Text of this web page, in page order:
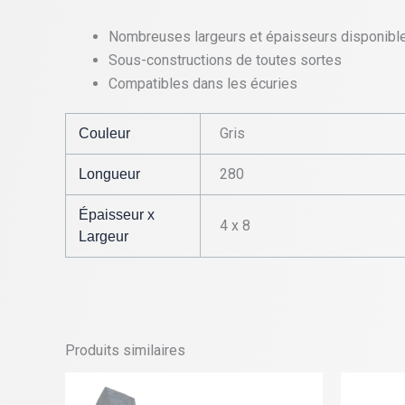
Nombreuses largeurs et épaisseurs
Sous-constructions de toutes sortes
Compatibles dans les écuries
Couleur Gris
Longueur 280
Épaisseur x
Largeur
4 x 8
Produits similaires